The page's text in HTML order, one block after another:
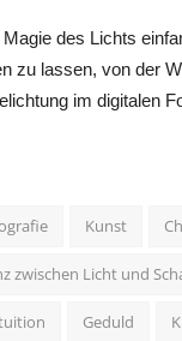
des Lichts
zu lassen, von der
im digitalen
Kunst
zwischen Licht und
Geduld